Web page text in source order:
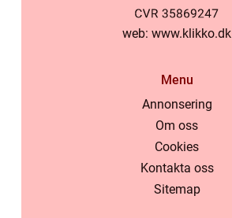
web: www.klikko.dk
Menu
Annonsering
Om oss
Cookies
Kontakta oss
Sitemap